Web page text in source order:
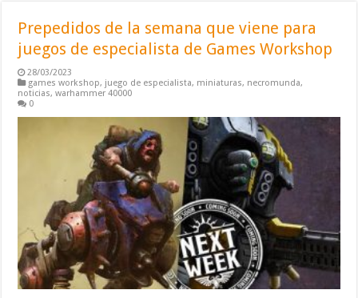
Prepedidos de la semana que viene para
juegos de especialista de Games Workshop
28/03/2023
games workshop, juego de especialista, miniaturas, necromunda,
noticias,warhammer 40000
0